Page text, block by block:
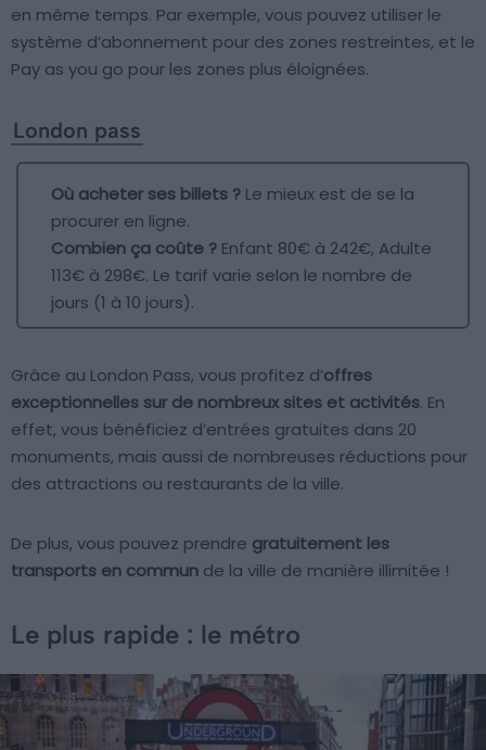
en même temps. Par exemple, vous pouvez utiliser le
système d’abonnement pour des zones restreintes, et le
Pay as you go pour les zones plus éloignées.
London pass
Où acheter ses billets ? Le mieux est de se la
procurer en ligne.
Combien ça coûte ? Enfant 80€ à 242€, Adulte
113€ à 298€. Le tarif varie selon le nombre de
jours (1 à 10 jours).
Grâce au London Pass, vous profitez d’offres
exceptionnelles sur de nombreux sites et activités. En
effet, vous bénéficiez d’entrées gratuites dans 20
monuments, mais aussi de nombreuses réductions pour
des attractions ou restaurants de la ville.
De plus, vous pouvez prendre gratuitement les
transports en commun de la ville de manière illimitée !
Le plus rapide : le métro